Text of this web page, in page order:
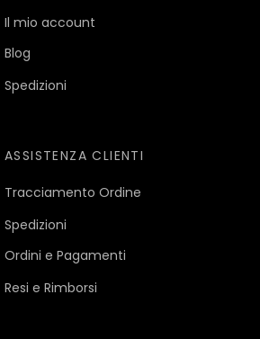
Il mio account
Blog
Spedizioni
ASSISTENZA CLIENTI
Tracciamento Ordine
Spedizioni
Ordini e Pagamenti
Resi e Rimborsi